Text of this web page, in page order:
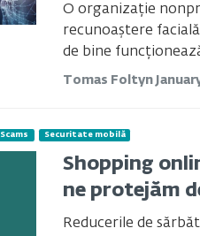
O organizație
recunoaștere
de bine
Tomas Foltyn
Scams Securitate mobilă
Shopping
ne protejăm
Reducerile de